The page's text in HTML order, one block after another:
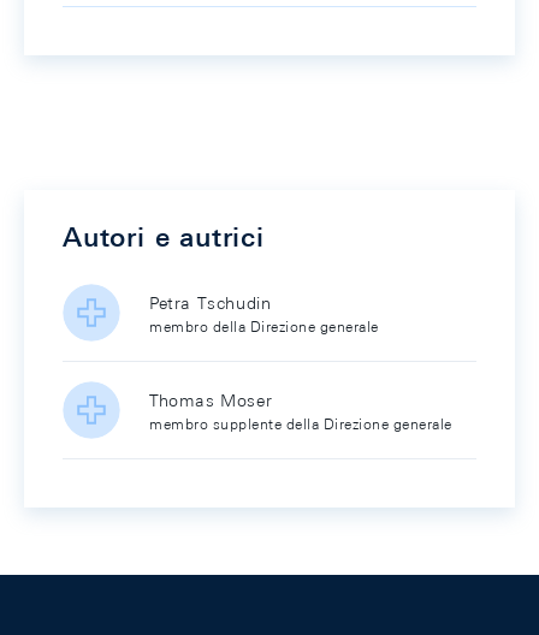
Autori e autrici
Petra Tschudin
membro della Direzione generale
Thomas Moser
membro supplente della Direzione generale